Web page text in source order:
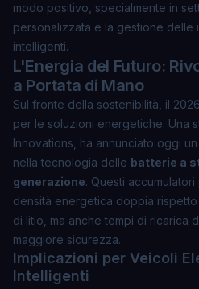
modo positivo, specialmente in
personalizzata e la gestione delle
intelligenti.
L'Energia del Futuro:
a Portata di Mano
Sul fronte della sostenibilità, il
per le soluzioni energetiche. Una
Innovations , ha annunciato oggi
nella tecnologia delle batterie a
generazione. Questi
densità energetica doppia
di litio, ma anche tempi di ricarica
maggiore sicurezza.
Implicazioni per Veicoli
Intelligenti